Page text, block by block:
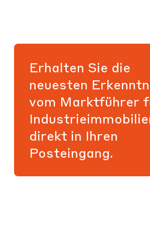
Erhalten Sie die
neuesten
vom Marktführer
direkt in Ihren
Posteingang.